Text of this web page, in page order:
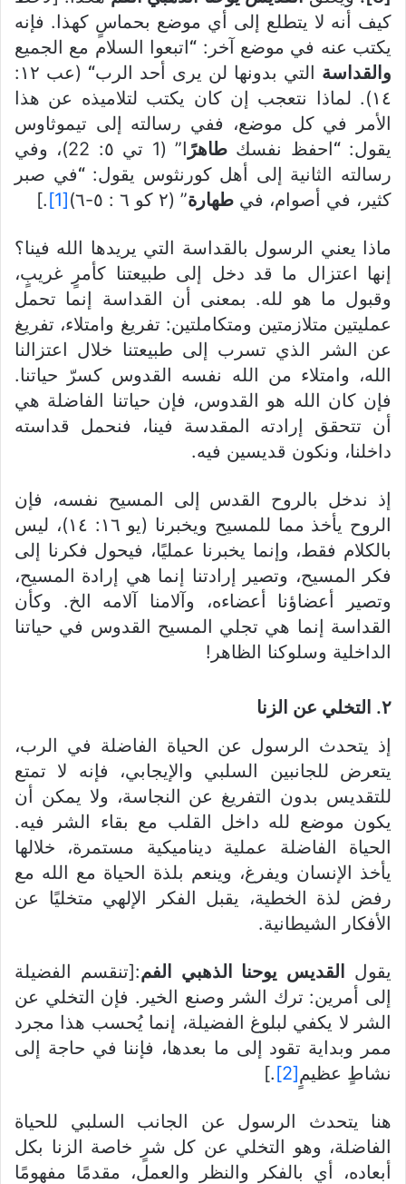
كيف أنه لا يتطلع إلى أي موضع بحماسٍ كهذا. فإنه
يكتب عنه في موضع آخر: “اتبعوا السلام مع الجميع
والقداسة التي بدونها لن يرى أحد الرب“
(عب ١٢:
١٤). لماذا نتعجب إن كان يكتب لتلاميذه عن هذا
الأمر في كل موضع، ففي رسالته إلى تيموثاوس
يقول:“احفظ نفسكطاهرً
ا” (1 تي ٥: 22)، وفي
رسالته الثانية إلى أهل كورنثوس يقول:“في صبر
كثير، في أصوام، في طهارة” (٢ كو ٦ : ٥-٦) [1]
.]
ماذا يعني الرسول بالقداسة التي يريدها الله فينا؟
إنها اعتزال ما قد دخل إلى طبيعتنا كأمرٍ غريبٍ،
وقبول ما هو لله. بمعنى أن القداسة إنما تحمل
عمليتين متلازمتين ومتكاملتين: تفريغ وامتلاء، تفريغ
عن الشر الذي تسرب إلى طبيعتنا خلال اعتزالنا
الله، وامتلاء من الله نفسه القدوس كسرّ حياتنا.
فإن كان الله هو القدوس، فإن حياتنا الفاضلة هي
أن تتحقق إرادته المقدسة فينا، فنحمل قداسته
داخلنا، ونكون قديسين فيه.
إذ ندخل بالروح القدس إلى المسيح نفسه، فإن
الروح يأخذ مما للمسيح ويخبرنا (يو ١٦: ١٤)، ليس
بالكلام فقط، وإنما يخبرنا عمليًا، فيحول فكرنا إلى
فكر المسيح، وتصير إرادتنا إنما هي إرادة المسيح،
وتصير أعضاؤنا أعضاءه، وآلامنا آلامه الخ. وكأن
القداسة إنما هي تجلي المسيح القدوس في حياتنا
الداخلية وسلوكنا الظاهر!
٢. التخلي عن الزنا
إذ يتحدث الرسول عن الحياة الفاضلة في الرب،
يتعرض للجانبين السلبي والإيجابي، فإنه لا تمتع
للتقديس بدون التفريغ عن النجاسة، ولا يمكن أن
يكون موضع لله داخل القلب مع بقاء الشر فيه.
الحياة الفاضلة عملية ديناميكية مستمرة، خلالها
يأخذ الإنسان ويفرغ، وينعم بلذة الحياة مع الله مع
رفض لذة الخطية، يقبل الفكر الإلهي متخليًا عن
الأفكار الشيطانية.
يقول القديس يوحنا الذهبي الفم:[تنقسم الفضيلة
إلى أمرين: ترك الشر وصنع الخير. فإن التخلي عن
الشر لا يكفي لبلوغ الفضيلة، إنما يُحسب هذا مجرد
ممر وبداية تقود إلى ما بعدها، فإننا في حاجة إلى
نشاطٍ عظيمٍ[2]
.]
هنا يتحدث الرسول عن الجانب السلبي للحياة
الفاضلة، وهو التخلي عن كل شرٍ خاصة الزنا بكل
أبعاده، أي بالفكر والنظر والعمل، مقدمًا مفهومًا